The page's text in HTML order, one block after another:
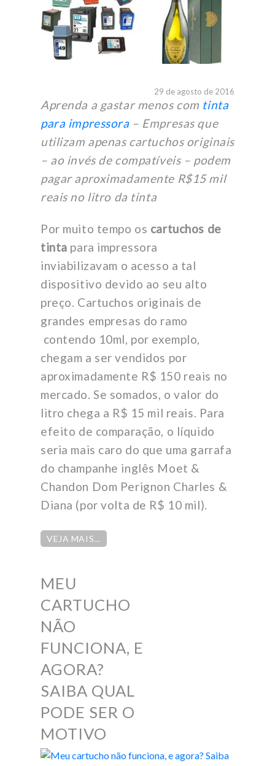
29 de agosto de 2016
Aprenda a gastar menos com tinta
para impressora– Empresas que
utilizam apenas cartuchos originais
– ao invés de compatíveis – podem
pagar aproximadamente R$15 mil
reais no litro da tinta
Por muito tempo os cartuchos de
tinta para impressora
inviabilizavam o acesso a tal
dispositivo devido ao seu alto
preço. Cartuchos originais de
grandes empresas do ramo
contendo 10ml, por exemplo,
chegam a ser vendidos por
aproximadamente R$ 150 reais no
mercado. Se somados, o valor do
litro chega a R$ 15 mil reais. Para
efeito de comparação, o líquido
seria mais caro do que uma garrafa
do champanhe inglês Moet &
Chandon Dom Perignon Charles &
Diana (por volta de R$ 10 mil).
VEJA MAIS…
MEU
CARTUCHO
NÃO
FUNCIONA, E
AGORA?
SAIBA QUAL
PODE SER O
MOTIVO